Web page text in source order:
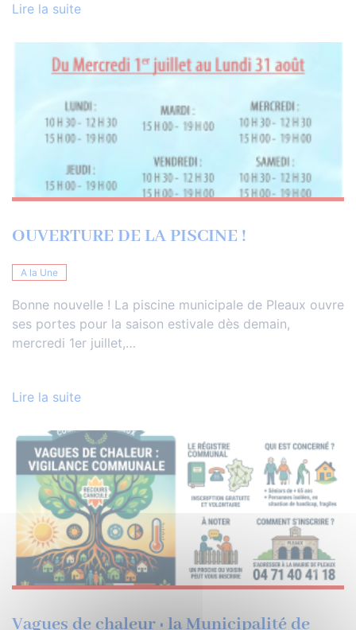
Lire la suite
OUVERTURE DE LA PISCINE !
A la Une
Bonne nouvelle ! La piscine municipale de Pleaux ouvre
ses portes pour la saison estivale dès demain,
mercredi 1er juillet,…
Lire la suite
Vagues de chaleur : la Municipalité de